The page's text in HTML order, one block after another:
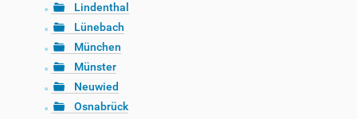
Lindenthal
Lünebach
München
Münster
Neuwied
Osnabrück